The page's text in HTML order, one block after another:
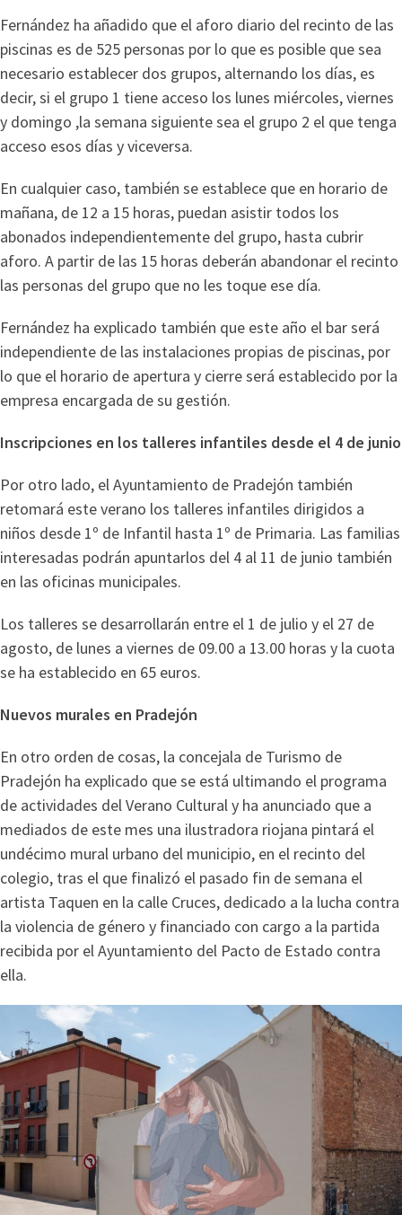
Fernández ha añadido que el aforo diario del recinto de las
piscinas es de 525 personas por lo que es posible que sea
necesario establecer dos grupos, alternando los días, es
decir, si el grupo 1 tiene acceso los lunes miércoles, viernes
y domingo ,la semana siguiente sea el grupo 2 el que tenga
acceso esos días y viceversa.
En cualquier caso, también se establece que en horario de
mañana, de 12 a 15 horas, puedan asistir todos los
abonados independientemente del grupo, hasta cubrir
aforo. A partir de las 15 horas deberán abandonar el recinto
las personas del grupo que no les toque ese día.
Fernández ha explicado también que este año el bar será
independiente de las instalaciones propias de piscinas, por
lo que el horario de apertura y cierre será establecido por la
empresa encargada de su gestión.
Inscripciones en los talleres infantiles desde el 4 de junio
Por otro lado, el Ayuntamiento de Pradejón también
retomará este verano los talleres infantiles dirigidos a
niños desde 1º de Infantil hasta 1º de Primaria. Las familias
interesadas podrán apuntarlos del 4 al 11 de junio también
en las oficinas municipales.
Los talleres se desarrollarán entre el 1 de julio y el 27 de
agosto, de lunes a viernes de 09.00 a 13.00 horas y la cuota
se ha establecido en 65 euros.
Nuevos murales en Pradejón
En otro orden de cosas, la concejala de Turismo de
Pradejón ha explicado que se está ultimando el programa
de actividades del Verano Cultural y ha anunciado que a
mediados de este mes una ilustradora riojana pintará el
undécimo mural urbano del municipio, en el recinto del
colegio, tras el que finalizó el pasado fin de semana el
artista Taquen en la calle Cruces, dedicado a la lucha contra
la violencia de género y financiado con cargo a la partida
recibida por el Ayuntamiento del Pacto de Estado contra
ella.